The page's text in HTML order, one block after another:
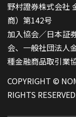
野村證券株式会社
商）第142号
加入協会／日本証
会、一般社団法人
種金融商品取引業
COPYRIGHT ©
RIGHTS